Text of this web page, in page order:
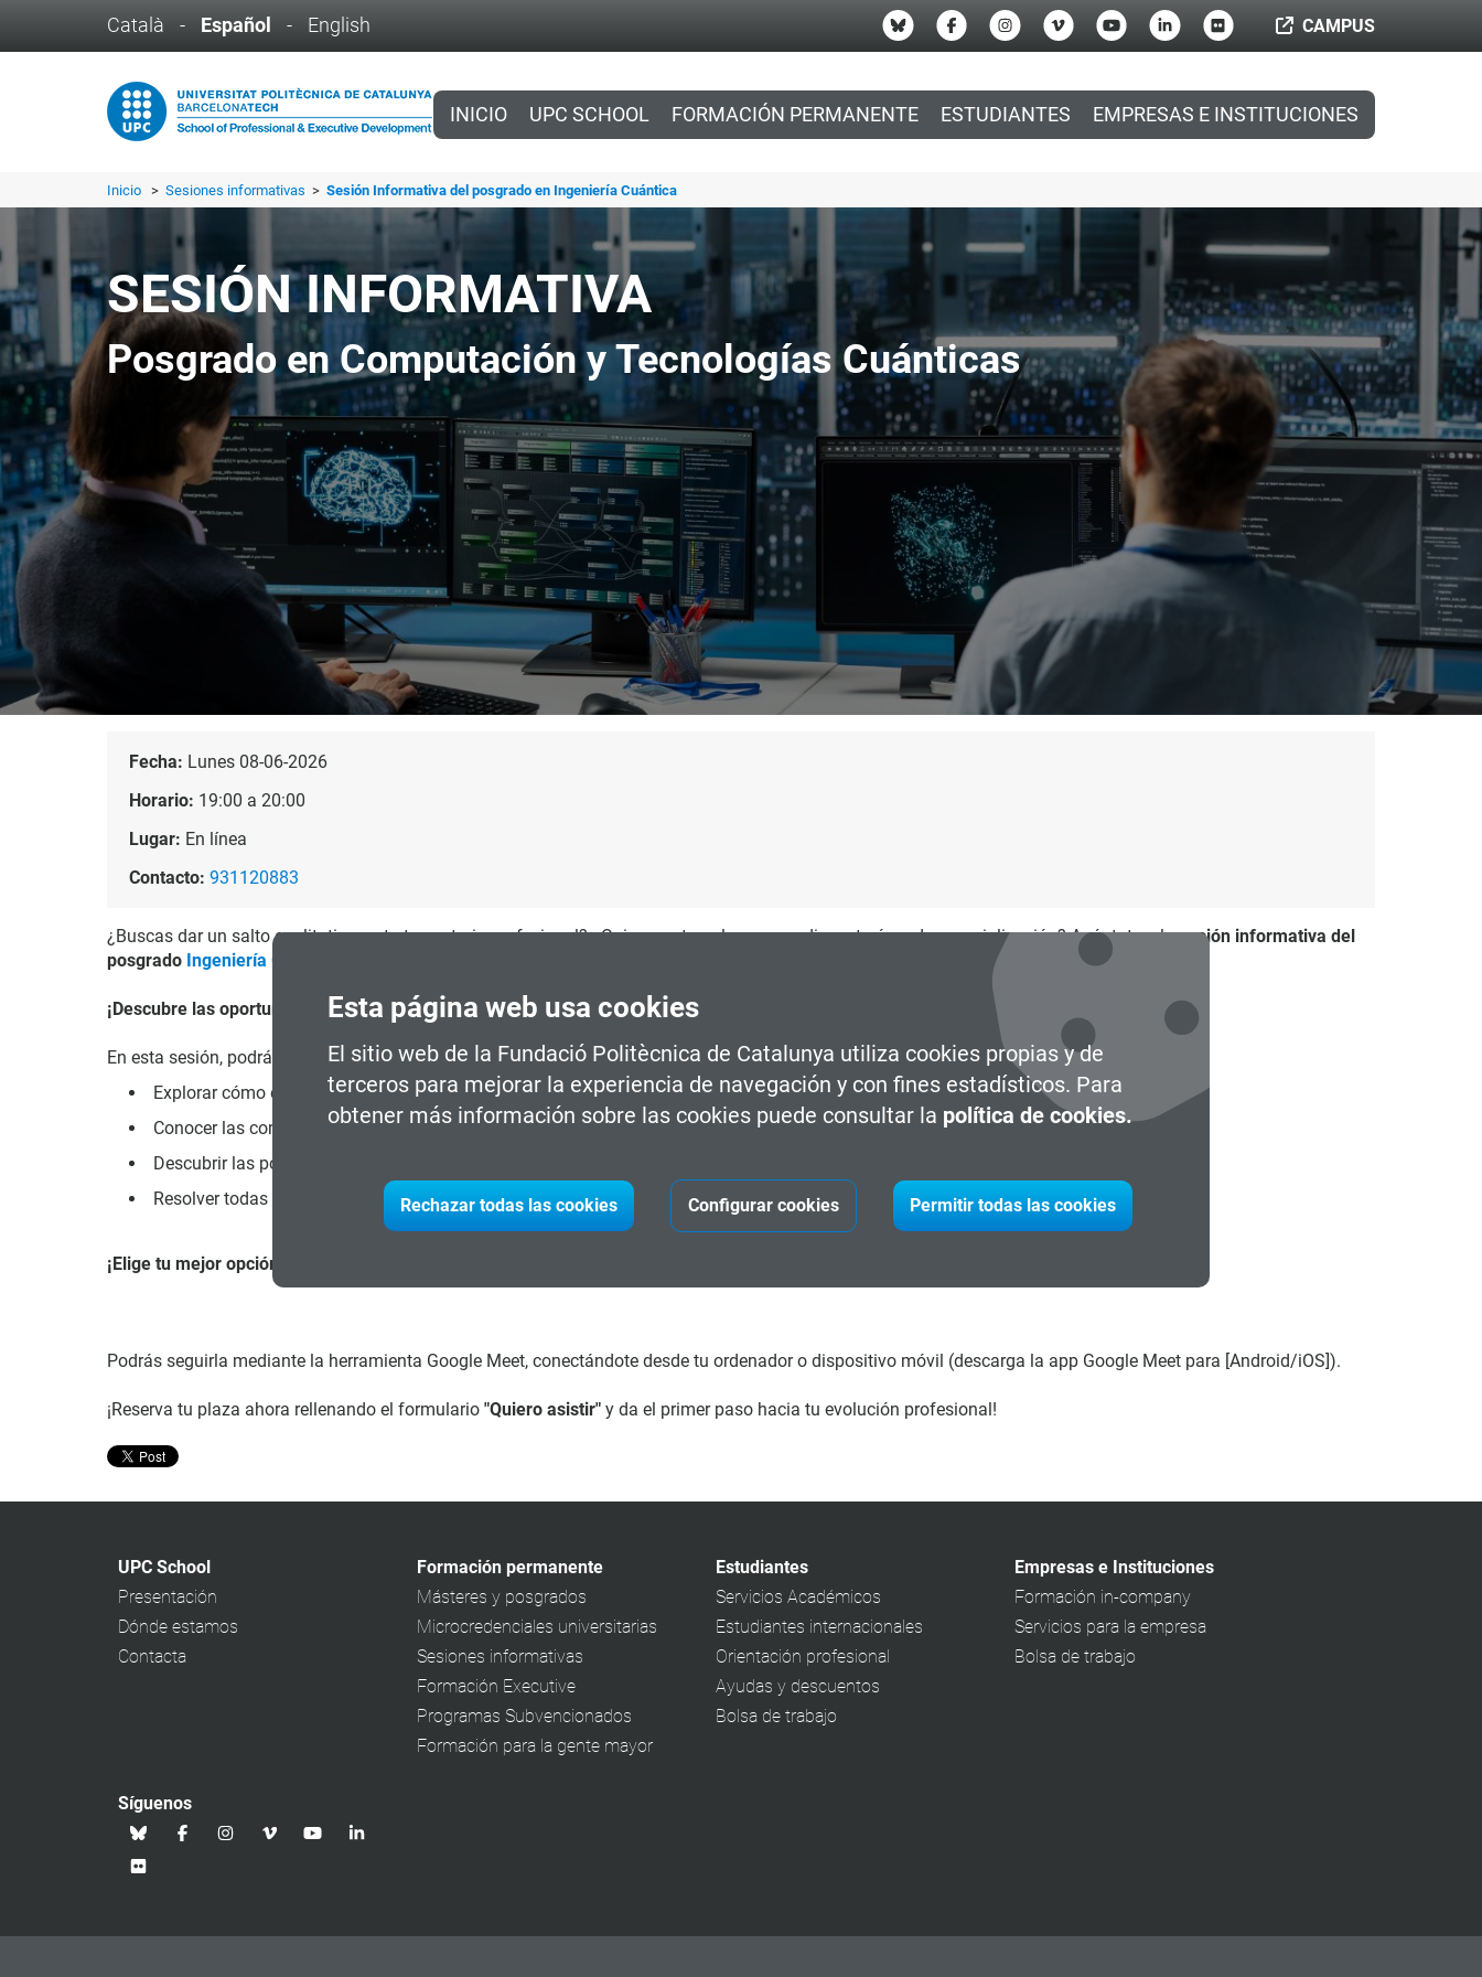
Esta página web usa cookies
El sitio web de la Fundació Politècnica de Catalunya utiliza cookies propias y de
terceros para mejorar la experiencia de navegación y con fines estadísticos. Para
obtener más información sobre las cookies puede consultar la política de cookies.
Rechazar todas las cookies Configurar cookies Permitir todas las cookies
Català - Español - English CAMPUS
INICIO UPC SCHOOL FORMACIÓN PERMANENTE ESTUDIANTES EMPRESAS E INSTITUCIONES
Inicio > Sesiones informativas > Sesión Informativa del posgrado en Ingeniería Cuántica
SESIÓN INFORMATIVA
Posgrado en Computación y Tecnologías Cuánticas
Fecha: Lunes 08-06-2026
Horario: 19:00 a 20:00
Lugar: En línea
Contacto: 931120883
¿Buscas dar un salto cualitativo en tu trayectoria profesional? ¿Quieres estar a la vanguardia en tu área de especialización? Apúntate a lasesión informativa del
posgrado Ingeniería Cuántica
¡Descubre las oportunidades que te esperan!
En esta sesión, podrás:
Explorar cómo este programa puede abrirte nuevas puertas en tu futuro laboral.
Conocer las competencias clave que adquirirás para destacar en el sector.
Descubrir las posibilidades de reorientación profesional hacia áreas emergentes.
Resolver todas tus dudas del proceso de matrícula con nuestras asesoras.
¡Elige tu mejor opción!
Podrás seguirla mediante la herramienta Google Meet, conectándote desde tu ordenador o dispositivo móvil (descarga la app Google Meet para [Android/iOS]).
¡Reserva tu plaza ahora rellenando el formulario "Quiero asistir" y da el primer paso hacia tu evolución profesional!
UPC School
Presentación
Dónde estamos
Contacta
Formación permanente
Másteres y posgrados
Microcredenciales universitarias
Sesiones informativas
Formación Executive
Programas Subvencionados
Formación para la gente mayor
Estudiantes
Servicios Académicos
Estudiantes internacionales
Orientación profesional
Ayudas y descuentos
Bolsa de trabajo
Empresas e Instituciones
Formación in-company
Servicios para la empresa
Bolsa de trabajo
Síguenos